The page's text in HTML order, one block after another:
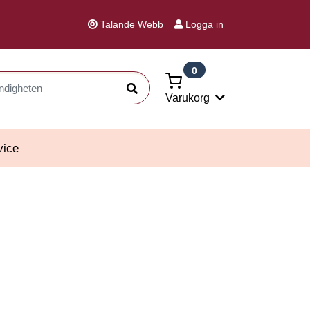
Talande Webb Logga in
Sök
Varukorg
0